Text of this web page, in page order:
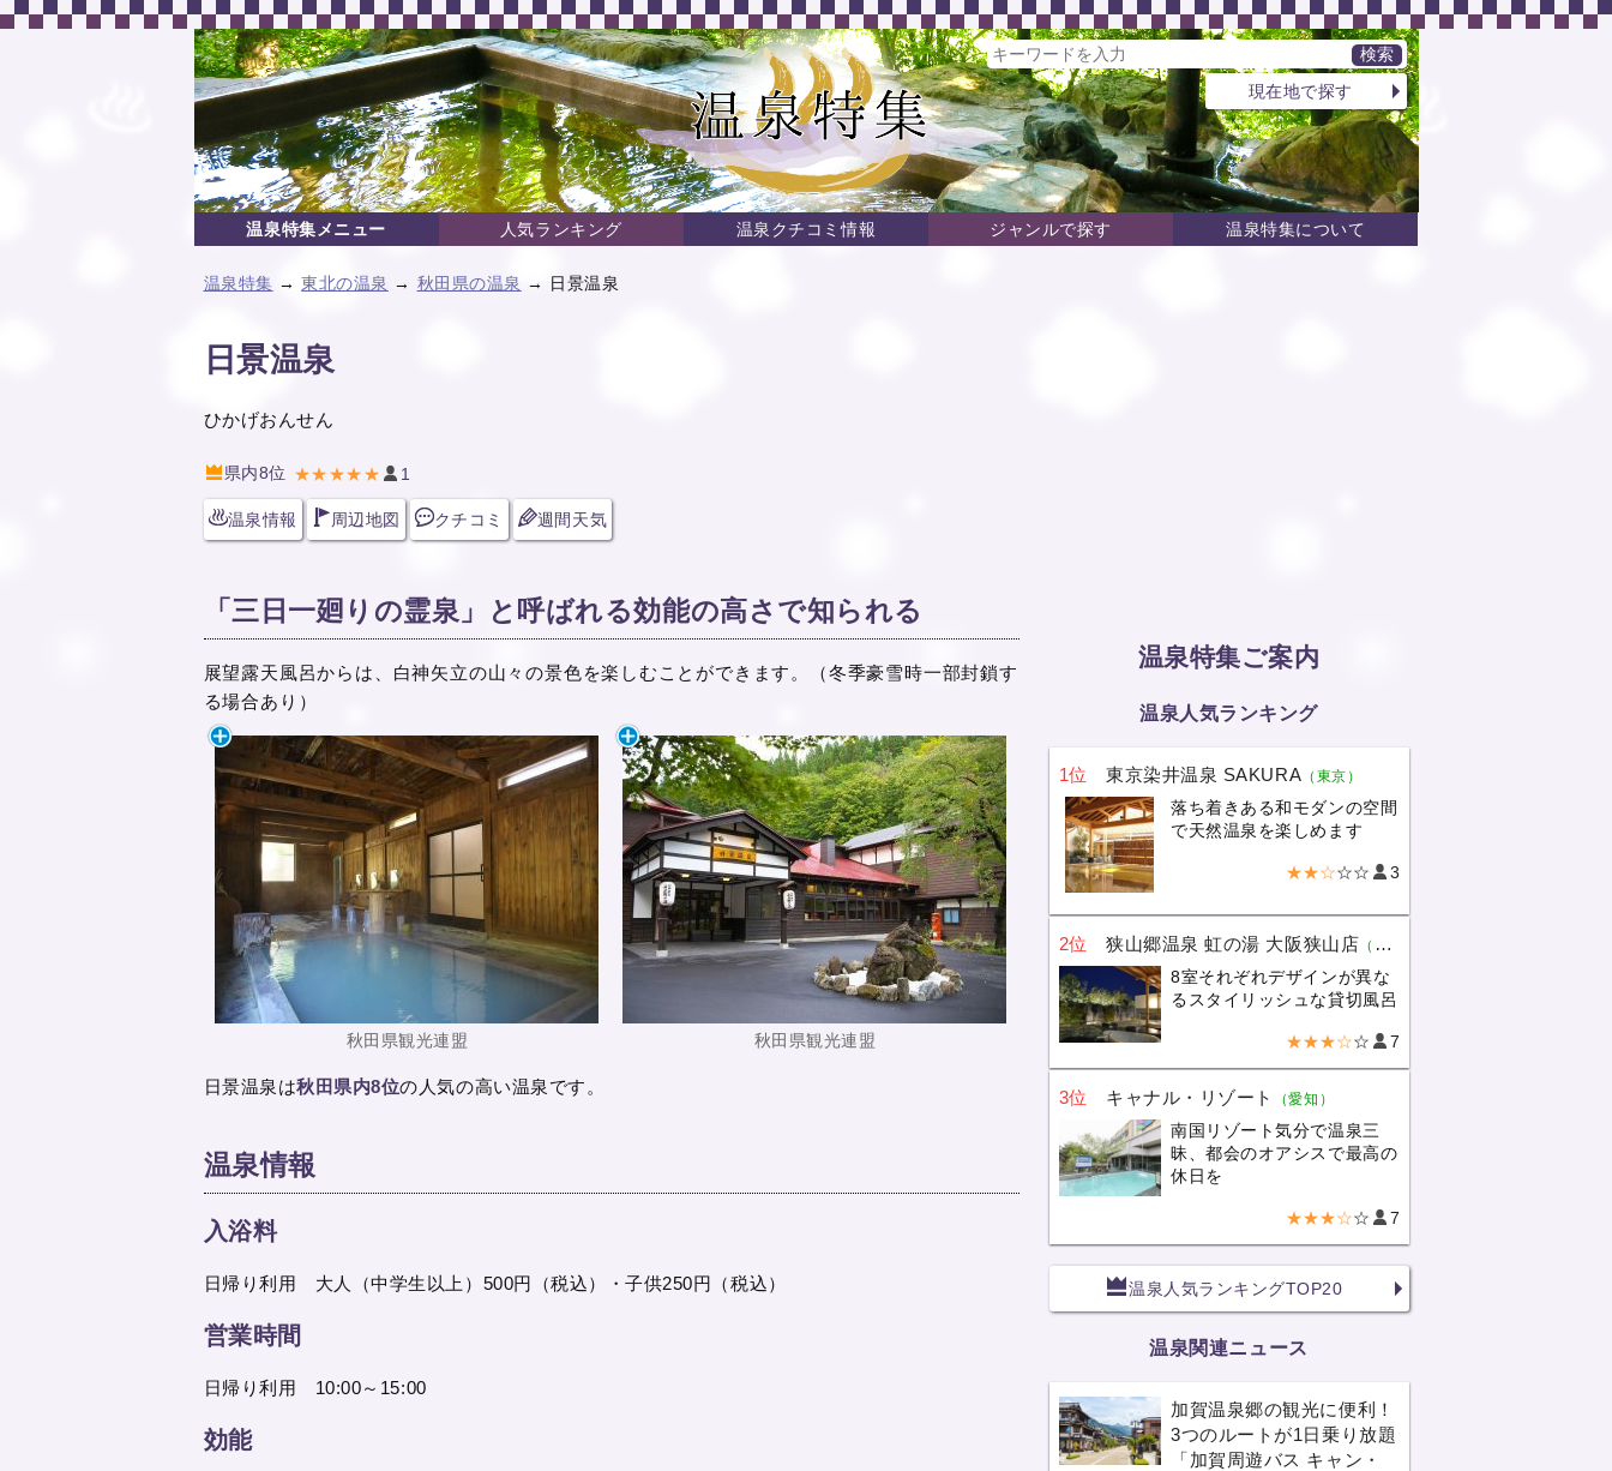
温泉特集メニュー 人気ランキング 温泉クチコミ情報 ジャンルで探す 温泉特集について
現在地で探す
温泉特集 →東北の温泉 → 秋田県の温泉 → 日景温泉
日景温泉
ひかげおんせん
県内8位 ★★★★★ 1
温泉情報 周辺地図 クチコミ 週間天気
「三日一廻りの霊泉」と呼ばれる効能の高さで知られる
展望露天風呂からは、白神矢立の山々の景色を楽しむことができます。（冬季豪雪時一部封鎖す
る場合あり）
秋田県観光連盟 秋田県観光連盟
日景温泉は秋田県内8位の人気の高い温泉です。
温泉情報
入浴料
日帰り利用 大人（中学生以上）500円（税込）・子供250円（税込）
営業時間
日帰り利用 10:00～15:00
効能
温泉特集ご案内
温泉人気ランキング
1位 東京染井温泉 SAKURA （東京）
落ち着きある和モダンの空間
で天然温泉を楽しめます
★★☆☆☆ 3
2位 狭山郷温泉 虹の湯 大阪狭山店 （大阪）
8室それぞれデザインが異な
るスタイリッシュな貸切風呂
★★★☆☆ 7
3位 キャナル・リゾート （愛知）
南国リゾート気分で温泉三
昧、都会のオアシスで最高の
休日を
★★★☆☆ 7
温泉人気ランキングTOP20
温泉関連ニュース
加賀温泉郷の観光に便利！
3つのルートが1日乗り放題
「加賀周遊バス キャン・